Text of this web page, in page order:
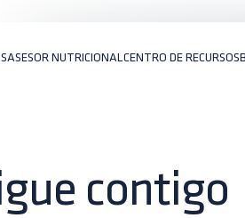
ASESOR NUTRICIONAL CENTRO DE RECURSOS
contigo